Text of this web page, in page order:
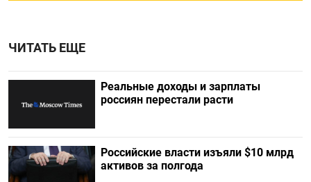
ЧИТАТЬ ЕЩЕ
Реальные доходы и зарплаты
россиян перестали расти
Российские власти изъяли $10 млрд
активов за полгода